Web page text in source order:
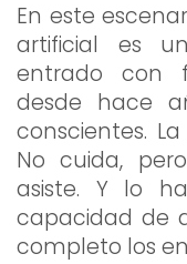
En este
artificial es
entrado con
desde hace
conscientes.
No cuida,
asiste. Y lo
capacidad de
completo los